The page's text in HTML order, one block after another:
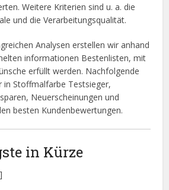
Weitere Kriterien sind u. a. die
und die Verarbeitungsqualität.
Analysen erstellen wir anhand
informationen Bestenlisten, mit
erfüllt werden. Nachfolgende
in Stoffmalfarbe Testsieger,
Neuerscheinungen und
besten Kundenbewertungen.
in Kürze